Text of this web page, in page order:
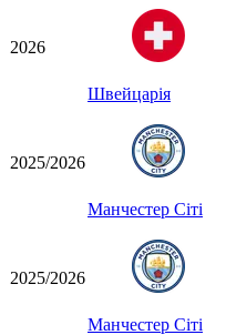
2026
Швейцарія
2025/2026
Манчестер Сіті
2025/2026
Манчестер Сіті